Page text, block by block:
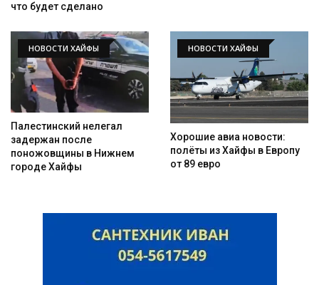
что будет сделано
НОВОСТИ ХАЙФЫ
Палестинский нелегал
задержан после
поножовщины в Нижнем
городе Хайфы
НОВОСТИ ХАЙФЫ
Хорошие авиа новости:
полёты из Хайфы в Европу
от 89 евро